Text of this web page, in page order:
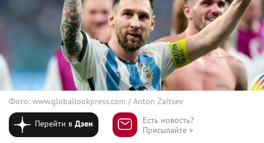
Фото: www.globallookpress.com / Anton Zaitsev
Перейти вДзен
Есть новость?
Присылайте »